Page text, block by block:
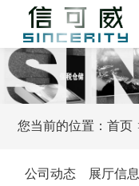
您当前的位置：首页
公司动态 展厅信息